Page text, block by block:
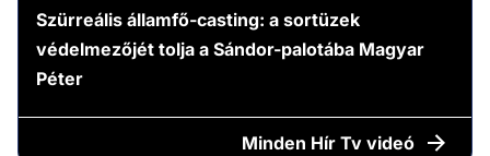
Szürreális államfő-casting: a sortüzek
védelmezőjét tolja a Sándor-palotába Magyar
Péter
Minden Hír Tv videó